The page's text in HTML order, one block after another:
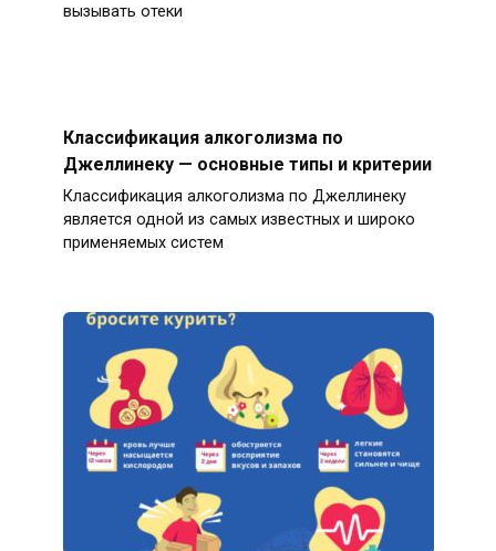
вызывать отеки
Классификация алкоголизма по
Джеллинеку — основные типы и критерии
Классификация алкоголизма по Джеллинеку
является одной из самых известных и широко
применяемых систем